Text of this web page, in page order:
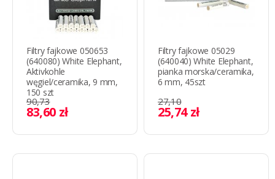
Filtry fajkowe 050653
(640080) White Elephant,
Aktivkohle
węgiel/ceramika, 9 mm,
150 szt
90,73
83,60 zł
Filtry fajkowe 05029
(640040) White Elephant,
pianka morska/ceramika,
6 mm, 45szt
27,10
25,74 zł